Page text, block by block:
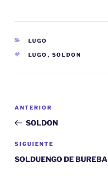
CATEGORÍAS
LUGO
ETIQUETAS
LUGO , SOLDON
entradas
Entrada
anterior:
ANTERIOR
SOLDON
Siguiente
entrada
SIGUIENTE
SOLDUENGO DE BUREBA